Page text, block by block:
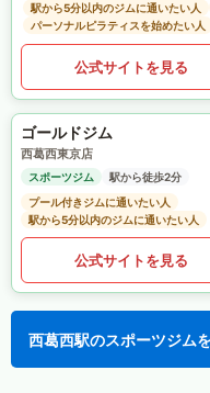
駅から5分以内のジムに通いたい人
パーソナルピラティスを始めたい人
公式サイトを見る
ゴールドジム
西葛西東京店
スポーツジム
駅から徒歩2分
プール付きジムに通いたい人
駅から5分以内のジムに通いたい人
公式サイトを見る
西葛西駅のスポーツジム